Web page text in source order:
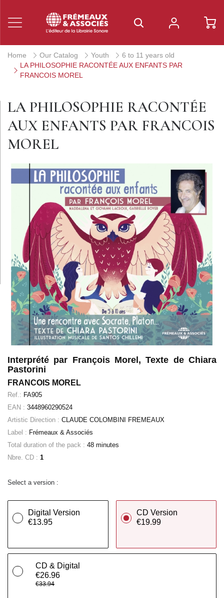
Home Our Catalog Youth
6 to 11 years old
LA PHILOSOPHIE RACONTÉE AUX ENFANTS PAR
FRANCOIS MOREL
LA PHILOSOPHIE RACONTÉE
AUX ENFANTS PAR FRANCOIS
MOREL
Interprété par François Morel, Texte de Chiara
Pastorini
FRANCOIS MOREL
Ref.: FA905
EAN : 3448960290524
Artistic Direction : CLAUDE COLOMBINI FREMEAUX
Label : Frémeaux & Associés
Total duration of the pack : 48 minutes
Nbre. CD : 1
Select a version :
Digital Version
€13.95
CD Version
€19.99
CD & Digital
€26.96
€33.94